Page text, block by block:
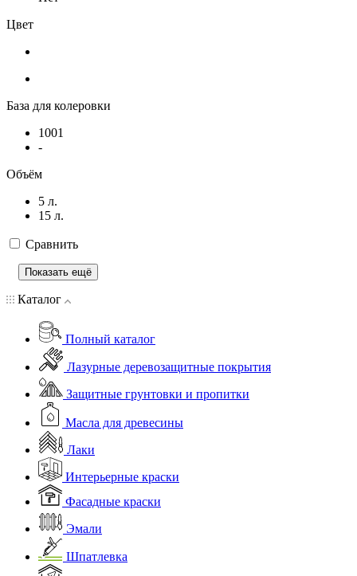
Цвет
База для колеровки
1001
-
Объём
5 л.
15 л.
Сравнить
Показать ещё
Каталог
Полный каталог
Лазурные деревозащитные покрытия
Защитные грунтовки и пропитки
Масла для древесины
Лаки
Интерьерные краски
Фасадные краски
Эмали
Шпатлевка